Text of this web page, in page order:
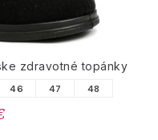
zdravotné topánky
46 47 48